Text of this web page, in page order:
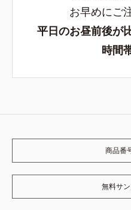
お早めにご
平日のお昼前後が
時間
商品番
無料サ